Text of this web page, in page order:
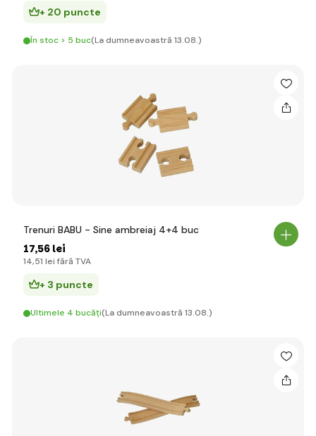
+ 20 puncte
În stoc > 5 buc(La dumneavoastră 13.08.)
Trenuri BABU - Sine ambreiaj 4+4 buc
17,56 lei
14,51 lei fără TVA
+ 3 puncte
Ultimele 4 bucăți(La dumneavoastră 13.08.)